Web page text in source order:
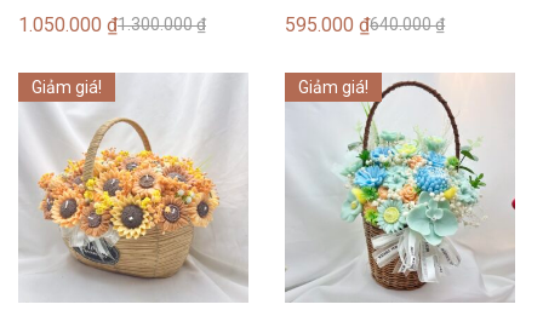
Sáng” (35 Bông) – Can
Lãnh Artisanal Candles
1.300.000₫
1.050.000 ₫
Đắm Say” – Can Lãnh
640.000₫
595.000₫
Giảm giá! Giảm giá!